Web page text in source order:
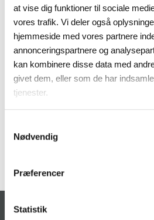
at vise dig funktioner til sociale
vores trafik. Vi deler også
hjemmeside med vores partnere
annonceringspartnere og
kan kombinere disse data med
givet dem, eller som de har
tjenester.
Nødvendig
Præferencer
Statistik
CONTACT